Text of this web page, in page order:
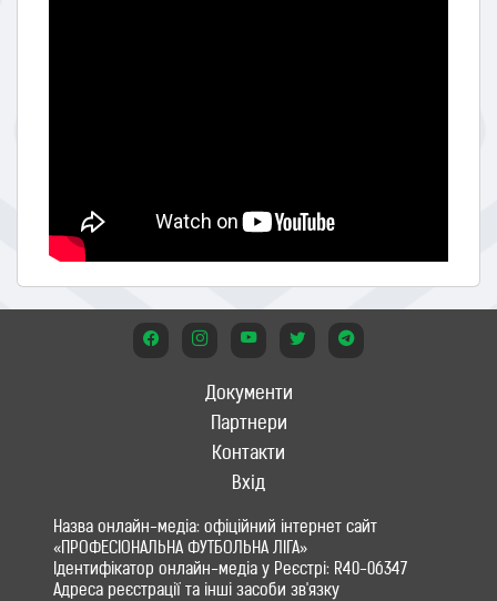
Документи
Партнери
Контакти
Вхід
Назва онлайн-медіа: офіційний інтернет сайт
«ПРОФЕСІОНАЛЬНА ФУТБОЛЬНА ЛІГА»
Ідентифікатор онлайн-медіа у Реєстрі: R40-06347
Адреса реєстрації та інші засоби зв'язку